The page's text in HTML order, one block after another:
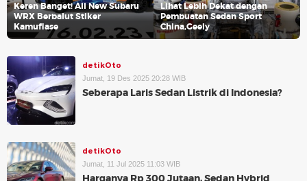
Keren Banget! All New Subaru
WRX Berbalut Stiker
Kamuflase
Lihat Lebih Dekat dengan
Pembuatan Sedan Sport
China,Geely
detikOto
Jumat, 19 Des 2025 20:28 WIB
Seberapa Laris Sedan Listrik di Indonesia?
detikOto
Jumat, 11 Jul 2025 11:03 WIB
Harganya Rp 300 Jutaan, Sedan Hybrid